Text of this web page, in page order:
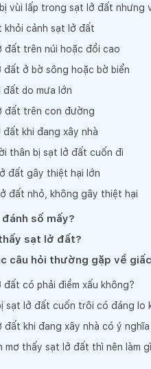
vùi lấp trong sạt lở đất nhưng
khỏi cảnh sạt lở đất
đất trên núi hoặc đồi cao
đất ở bờ sông hoặc bờ biển
đất do mưa lớn
đất trên con đường
khi đang xây nhà
thân bị sạt lở đất cuốn đi
đất gây thiệt hại lớn
đất nhỏ, không gây thiệt hại
số mấy?
sạt lở đất?
câu hỏi thường gặp về
đất có phải điềm xấu không?
sạt lở đất cuốn trôi có đáng lo
đất khi đang xây nhà có ý nghĩa
mơ thấy sạt lở đất thì nên làm